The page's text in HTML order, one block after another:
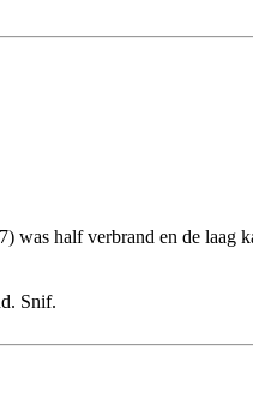
half verbrand en de laag
Snif.